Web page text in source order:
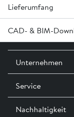
Die Krone ist
Lieferumfang
Die
CAD- & BIM-
Melden Sie sich an
CAD- & BIM-Daten
Anmelden
Unternehmen
Kontakt /
Ausstellungen
Team
Service
Dienstleistungen
Nachhaltigkeit